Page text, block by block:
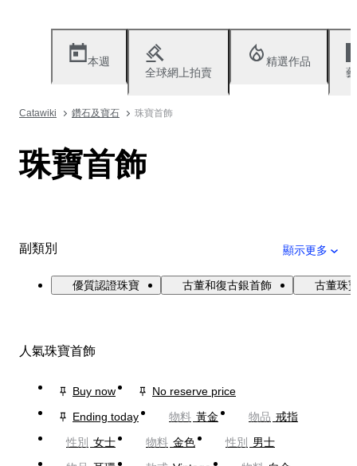
本週
全球網上拍賣
精選作品
Catawiki 鑽石及寶石 珠寶首飾
珠寶首飾
副類別 顯示更多
優質認證珠寶 古董和復古銀首飾 古董珠
人氣珠寶首飾
Buy now
No reserve price
Ending today
物料 黃金 物品 戒指
性別 女士 物料 金色 性別
男士